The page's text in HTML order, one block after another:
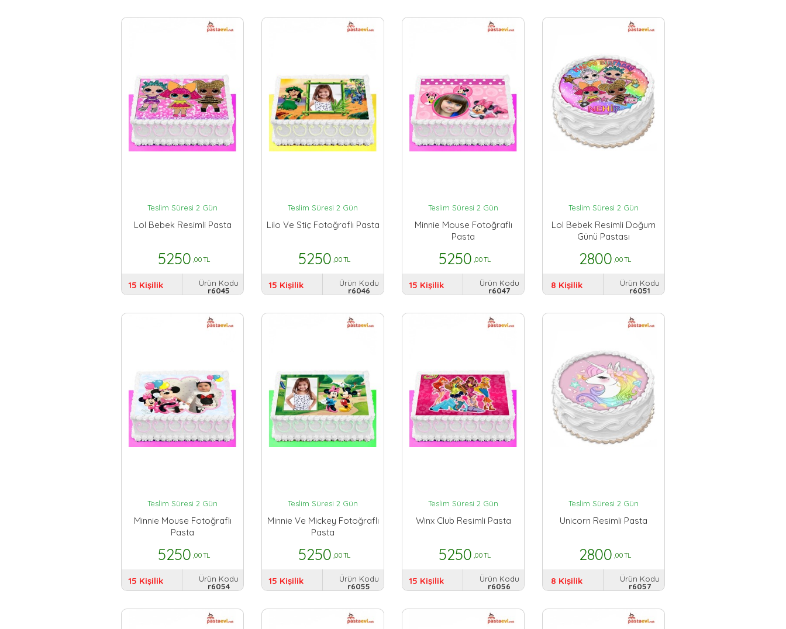
Teslim Süresi 2 Gün
Lol Bebek Resimli Pasta
5250 ,00 TL
15 Kişilik
Ürün Kodu
r6045
Teslim Süresi 2 Gün
Lilo Ve Stiç Fotoğraflı Pasta
5250 ,00 TL
15 Kişilik
Ürün Kodu
r6046
Teslim Süresi 2 Gün
Minnie Mouse Fotoğraflı
Pasta
5250 ,00 TL
15 Kişilik
Ürün Kodu
r6047
Teslim Süresi 2 Gün
Lol Bebek Resimli Doğum
Günü Pastası
2800 ,00 TL
8 Kişilik
Ürün Kodu
r6051
Teslim Süresi 2 Gün
Minnie Mouse Fotoğraflı
Pasta
5250 ,00 TL
15 Kişilik
Ürün Kodu
r6054
Teslim Süresi 2 Gün
Minnie Ve Mickey Fotoğraflı
Pasta
5250 ,00 TL
15 Kişilik
Ürün Kodu
r6055
Teslim Süresi 2 Gün
Winx Club Resimli Pasta
5250 ,00 TL
15 Kişilik
Ürün Kodu
r6056
Teslim Süresi 2 Gün
Unicorn Resimli Pasta
2800 ,00 TL
8 Kişilik
Ürün Kodu
r6057